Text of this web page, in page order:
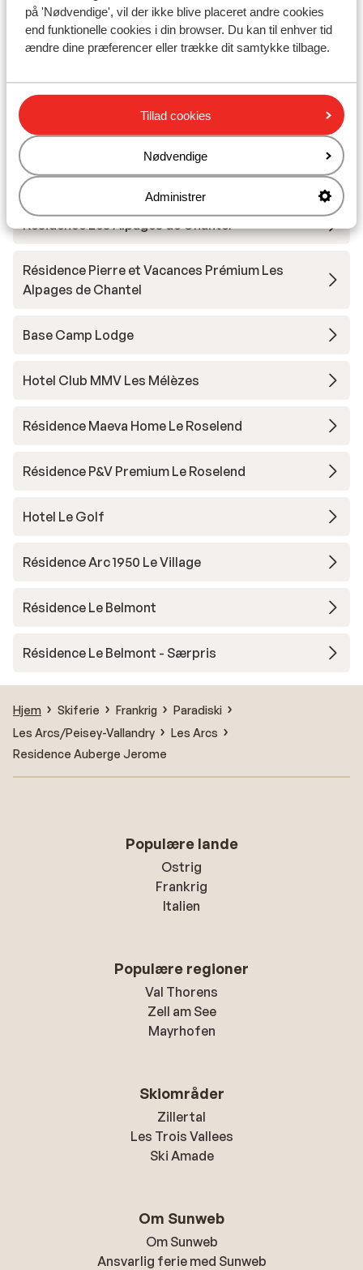
på 'Nødvendige', vil der ikke blive placeret andre cookies
end funktionelle cookies i din browser. Du kan til enhver tid
ændre dine præferencer eller trække dit samtykke tilbage.
Tillad cookies
Nødvendige
Administrer
Les Chalets des Deux Domaines
Résidence Maeva Home - Arc 1950 Le Village
Appart'hôtel Prestige Odalys Eden
Hôtel la Cachette
Résidence Les Alpages de Chantel
Résidence Pierre et Vacances Prémium Les
Alpages de Chantel
Base Camp Lodge
Hotel Club MMV Les Mélèzes
Résidence Maeva Home Le Roselend
Résidence P&V Premium Le Roselend
Hotel Le Golf
Résidence Arc 1950 Le Village
Résidence Le Belmont
Résidence Le Belmont - Særpris
Hjem Skiferie Frankrig
Paradiski
Les Arcs/Peisey-Vallandry
Les Arcs
Residence Auberge Jerome
Populære lande
Ostrig
Frankrig
Italien
Populære regioner
Val Thorens
Zell am See
Mayrhofen
Skiområder
Zillertal
Les Trois Vallees
Ski Amade
Om Sunweb
Om Sunweb
Ansvarlig ferie med Sunweb